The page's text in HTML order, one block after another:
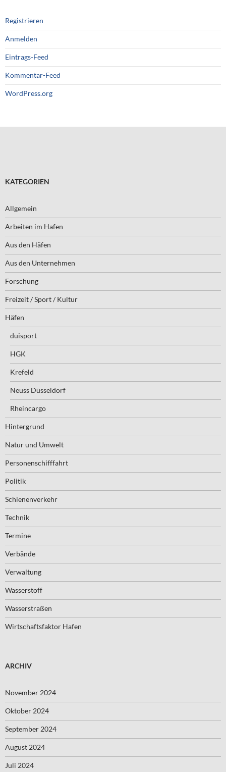
Registrieren
Anmelden
Eintrags-Feed
Kommentar-Feed
WordPress.org
KATEGORIEN
Allgemein
Arbeiten im Hafen
Aus den Häfen
Aus den Unternehmen
Forschung
Freizeit / Sport / Kultur
Häfen
duisport
HGK
Krefeld
Neuss Düsseldorf
Rheincargo
Hintergrund
Natur und Umwelt
Personenschifffahrt
Politik
Schienenverkehr
Technik
Termine
Verbände
Verwaltung
Wasserstoff
Wasserstraßen
Wirtschaftsfaktor Hafen
ARCHIV
November 2024
Oktober 2024
September 2024
August 2024
Juli 2024